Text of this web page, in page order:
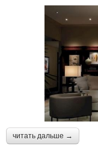
читать дальше →